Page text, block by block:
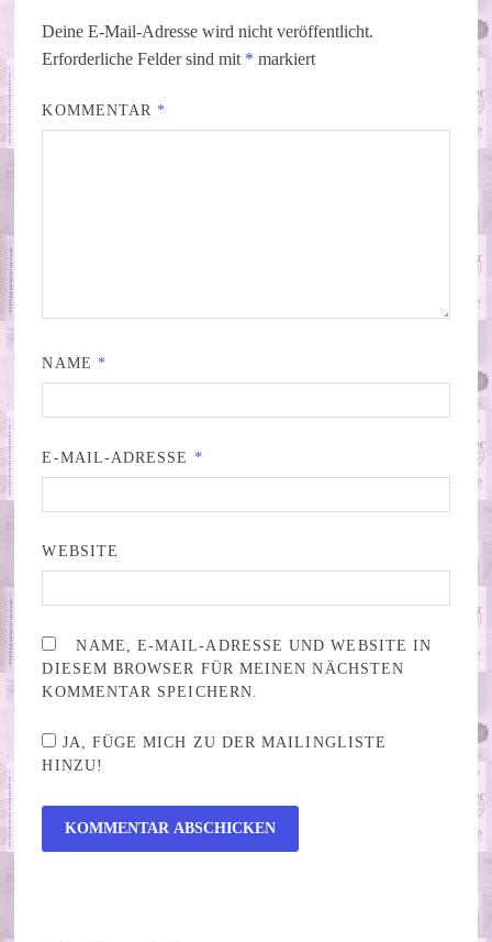
Deine E-Mail-Adresse wird nicht veröffentlicht.
Erforderliche Felder sind mit * markiert
KOMMENTAR *
NAME *
E-MAIL-ADRESSE *
WEBSITE
NAME, E-MAIL-ADRESSE UND WEBSITE IN
DIESEM BROWSER FÜR MEINEN NÄCHSTEN
KOMMENTAR SPEICHERN.
JA, FÜGE MICH ZU DER MAILINGLISTE
HINZU!